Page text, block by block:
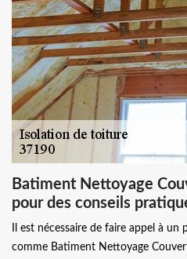
Batiment Nettoyage
pour des conseils
Il est nécessaire de faire appel à
comme Batiment Nettoyage